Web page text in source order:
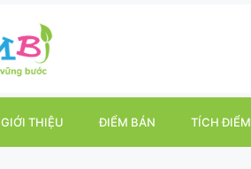
GIỚI THIỆU ĐIỂM BÁN TÍCH ĐIỂM